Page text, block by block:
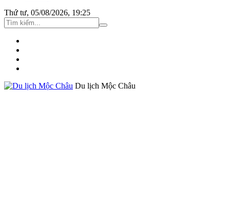
Thứ tư, 05/08/2026, 19:25
Du lịch Mộc Châu